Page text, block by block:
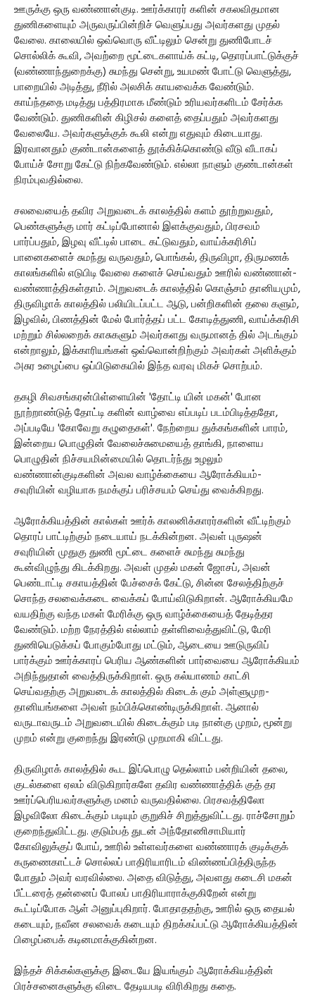
ஊருக்கு ஒரு வண்ணான்குடி. ஊர்க்காரர் களின் சகலவிதமான
துணிகளையும் அருவருப்பின்றிச் வெளுப்பது அவர்களது முதல்
வேலை. காலையில் ஒவ்வொரு வீட்டிலும் சென்று துணிபோடச்
சொல்லிக் கூவி, அவற்றை மூட்டைகளாய்க் கட்டி, தொரப்பாட்டுக்குச்
(வண்ணாந்துறைக்கு) சுமந்து சென்று, உயமண் போட்டு வெளுத்து,
பாறையில் அடித்து, நீரில் அலசிக் காயவைக்க வேண்டும்.
காய்ந்ததை மடித்து பத்திரமாக மீண்டும் உரியவர்களிடம் சேர்க்க
வேண்டும். துணிகளின் கிழிசல் களைத் தைப்பதும் அவர்களது
வேலையே. அவர்களுக்குக் கூலி என்று எதுவும் கிடையாது.
இரவானதும் குண்டான்களைத் தூக்கிக்கொண்டு வீடு வீடாகப்
போய்ச் சோறு கேட்டு நிற்கவேண்டும். எல்லா நாளும் குண்டான்கள்
நிரம்புவதில்லை.
சலவையைத் தவிர அறுவடைக் காலத்தில் களம் தூற்றுவதும்,
பெண்களுக்கு மார் கட்டிப்போனால் இளக்குவதும், பிரசவம்
பார்ப்பதும், இழவு வீட்டில் பாடை கட்டுவதும், வாய்க்கரிசிப்
பானைகளைச் சுமந்து வருவதும், பொங்கல், திருவிழா, திருமணக்
காலங்களில் எடுபிடி வேலை களைச் செய்வதும் ஊரில் வண்ணான்-
வண்ணாத்திகள்தாம். அறுவடைக் காலத்தில் கொஞ்சம் தானியமும்,
திருவிழாக் காலத்தில் பலியிடப்பட்ட ஆடு, பன்றிகளின் தலை களும்,
இழவில், பிணத்தின் மேல் போர்த்தப் பட்ட கோடித்துணி, வாய்க்கரிசி
மற்றும் சில்லறைக் காசுகளும் அவர்களது வருமானத் தில் அடங்கும்
என்றாலும், இக்காரியங்கள் ஒவ்வொன்றிற்கும் அவர்கள் அளிக்கும்
அசுர உழைப்பை ஒப்பிடுகையில் இந்த வரவு மிகச் சொற்பம்.
தகழி சிவசங்கரன்பிள்ளையின் 'தோட்டி யின் மகன்' போன
நூற்றாண்டுத் தோட்டி களின் வாழ்வை எப்படிப் படம்பிடித்ததோ,
அப்படியே 'கோவேறு கழுதைகள்'. நேற்றைய துக்கங்களின் பாரம்,
இன்றைய பொழுதின் வேலைச்சுமையைத் தாங்கி, நாளைய
பொழுதின் நிச்சயமின்மையில் தொடர்ந்து உழலும்
வண்ணான்குடிகளின் அவல வாழ்க்கையை ஆரோக்கியம்-
சவுரியின் வழியாக நமக்குப் பரிச்சயம் செய்து வைக்கிறது.
ஆரோக்கியத்தின் கால்கள் ஊர்க் காலனிக்காரர்களின் வீட்டிற்கும்
தொரப் பாட்டிற்கும் நடையாய் நடக்கின்றன. அவள் புருஷன்
சவுரியின் முதுகு துணி மூட்டை களைச் சுமந்து சுமந்து
கூன்விழுந்து கிடக்கிறது. அவள் முதல் மகன் ஜோசப், அவன்
பெண்டாட்டி சகாயத்தின் பேச்சைக் கேட்டு, சின்ன சேலத்திற்குச்
சொந்த சலவைக்கடை வைக்கப் போய்விடுகிறான். ஆரோக்கியமே
வயதிற்கு வந்த மகள் மேரிக்கு ஒரு வாழ்க்கையைத் தேடித்தர
வேண்டும். மற்ற நேரத்தில் எல்லாம் தள்ளிவைத்துவிட்டு, மேரி
துணியெடுக்கப் போகும்போது மட்டும், ஆடையை ஊடுருவிப்
பார்க்கும் ஊர்க்காரப் பெரிய ஆண்களின் பார்வையை ஆரோக்கியம்
அறிந்துதான் வைத்திருக்கிறாள். ஒரு கல்யாணம் காட்சி
செய்வதற்கு அறுவடைக் காலத்தில் கிடைக் கும் அள்ளுமுற-
தானியங்களை அவள் நம்பிக்கொண்டிருக்கிறாள். ஆனால்
வருடாவருடம் அறுவடையில் கிடைக்கும் படி நான்கு முறம், மூன்று
முறம் என்று குறைந்து இரண்டு முறமாகி விட்டது.
திருவிழாக் காலத்தில் கூட இப்பொழு தெல்லாம் பன்றியின் தலை,
குடல்களை ஏலம் விடுகிறார்களே தவிர வண்ணாத்திக் குத் தர
ஊர்ப்பெரியவர்களுக்கு மனம் வருவதில்லை. பிரசவத்திலோ
இழவிலோ கிடைக்கும் படியும் குறுகிச் சிறுத்துவிட்டது. ராச்சோறும்
குறைந்துவிட்டது. குடும்பத் துடன் அந்தோணிசாமியார்
கோவிலுக்குப் போய், ஊரில் உள்ளவர்களை வண்ணாரக் குடிக்குக்
கருணைகாட்டச் சொல்லப் பாதிரியாரிடம் விண்ணப்பித்திருந்த
போதும் அவர் வரவில்லை. அதை விடுத்து, அவளது கடைசி மகன்
பீட்டரைத் தன்னைப் போலப் பாதிரியாராக்குகிறேன் என்று
கூட்டிப்போக ஆள் அனுப்புகிறார். போதாததற்கு, ஊரில் ஒரு தையல்
கடையும், நவீன சலவைக் கடையும் திறக்கப்பட்டு ஆரோக்கியத்தின்
பிழைப்பைக் கடினமாக்குகின்றன.
இந்தச் சிக்கல்களுக்கு இடையே இயங்கும் ஆரோக்கியத்தின்
பிரச்சனைகளுக்கு விடை தேடியபடி விரிகிறது கதை.